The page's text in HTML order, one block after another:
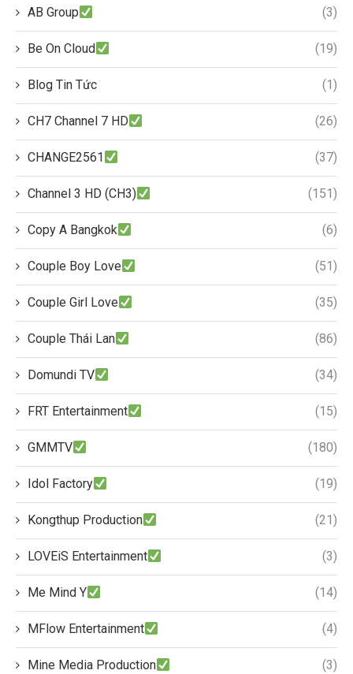
AB Group (3)
Be On Cloud (19)
Blog Tin Tức (1)
CH7 Channel 7 HD (26)
CHANGE2561 (37)
Channel 3 HD (CH3) (151)
Copy A Bangkok (6)
Couple Boy Love (51)
Couple Girl Love (35)
Couple Thái Lan (86)
Domundi TV (34)
FRT Entertainment (15)
GMMTV (180)
Idol Factory (19)
Kongthup Production (21)
LOVEiS Entertainment (3)
Me Mind Y (14)
MFlow Entertainment (4)
Mine Media Production (3)